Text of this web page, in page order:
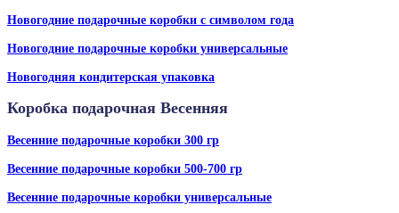
Новогодние подарочные коробки с символом года
Новогодние подарочные коробки универсальные
Новогодняя кондитерская упаковка
Коробка подарочная Весенняя
Весенние подарочные коробки 300 гр
Весенние подарочные коробки 500-700 гр
Весенние подарочные коробки универсальные